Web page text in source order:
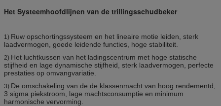
Het Systeemhoofdlijnen van de trillingsschudbeker
1) Ruw opschortingssysteem en het lineaire motie leiden, sterk
laadvermogen, goede leidende functies, hoge stabiliteit.
2) Het luchtkussen van het ladingscentrum met hoge statische
stijfheid en lage dynamische stijfheid, sterk laadvermogen, perfecte
prestaties op omvangvariatie.
3) De omschakeling van de de klassenmacht van hoog rendementd,
3 sigma piekstroom, lage machtsconsumptie en minimum
harmonische vervorming.